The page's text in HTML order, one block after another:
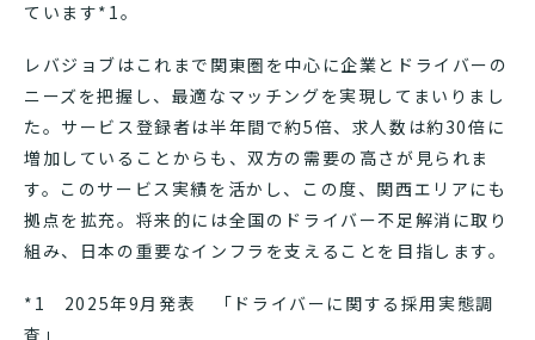
ています*1。
レバジョブはこれまで関東圏を中心に企業とドライバーの
ニーズを把握し、最適なマッチングを実現してまいりまし
た。サービス登録者は半年間で約5倍、求人数は約30倍に
増加していることからも、双方の需要の高さが見られま
す。このサービス実績を活かし、この度、関西エリアにも
拠点を拡充。将来的には全国のドライバー不足解消に取り
組み、日本の重要なインフラを支えることを目指します。
*1 2025年9月発表 「ドライバーに関する採用実態調
査」